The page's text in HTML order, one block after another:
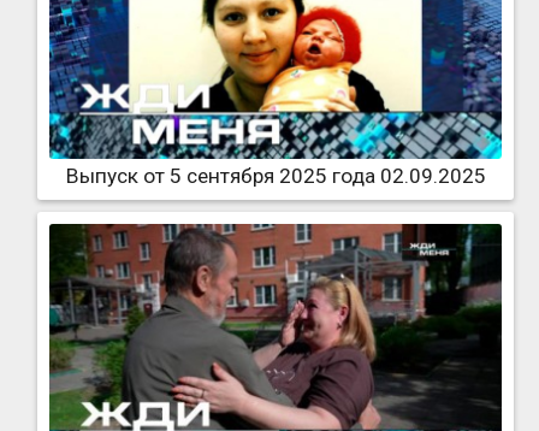
Выпуск от 5 сентября 2025 года 02.09.2025